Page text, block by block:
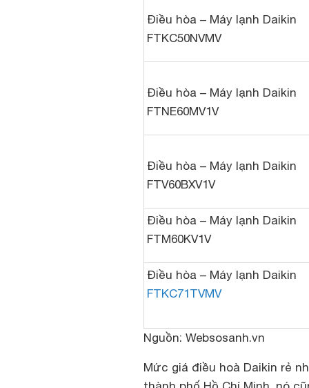
Điều hòa – Máy lạnh Daikin
FTKC50NVMV
Điều hòa – Máy lạnh Daikin
FTNE60MV1V
Điều hòa – Máy lạnh Daikin
FTV60BXV1V
Điều hòa – Máy lạnh Daikin
FTM60KV1V
Điều hòa – Máy lạnh Daikin
FTKC71TVMV
Nguồn: Websosanh.vn
Mức giá điều hoà Daikin rẻ